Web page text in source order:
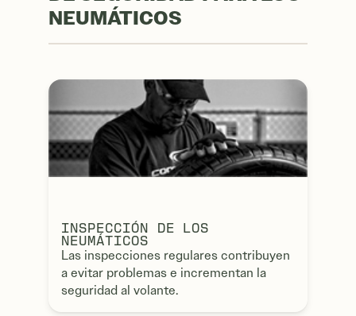
NEUMÁTICOS
INSPECCIÓN DE LOS
NEUMÁTICOS
Las inspecciones regulares contribuyen
a evitar problemas e incrementan la
seguridad al volante.